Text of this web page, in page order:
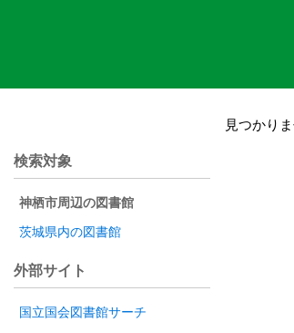
見つかり
検索対象
神栖市周辺の図書館
茨城県内の図書館
外部サイト
国立国会図書館サーチ